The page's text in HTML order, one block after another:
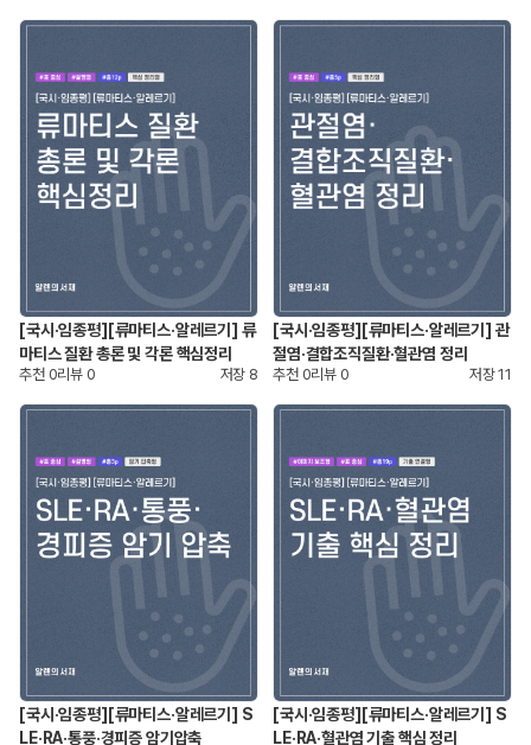
[국시·임종평][류마티스·알레르기] 류
마티스 질환 총론 및 각론 핵심정리
추천 0리뷰 0 저장 8
[국시·임종평][류마티스·알레르기] 관
절염·결합조직질환·혈관염 정리
추천 0리뷰 0 저장11
[국시·임종평][류마티스·알레르기] S
LE·RA·통풍·경피증 암기압축
[국시·임종평][류마티스·알레르기] S
LE·RA·혈관염 기출 핵심 정리